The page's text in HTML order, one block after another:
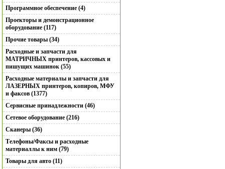
Программное обеспечение (4)
Проекторы и демонстрационное
оборудование (117)
Прочие товары (34)
Расходные и запчасти для
МАТРИЧНЫХ принтеров, кассовых и
пишущих машинок (55)
Расходные материалы и запчасти для
ЛАЗЕРНЫХ принтеров, копиров, МФУ
и факсов (1377)
Сервисные принадлежности (46)
Сетевое оборудование (216)
Сканеры (36)
Телефоны/Факсы и расходные
материаллы к ним (79)
Товары для авто (11)